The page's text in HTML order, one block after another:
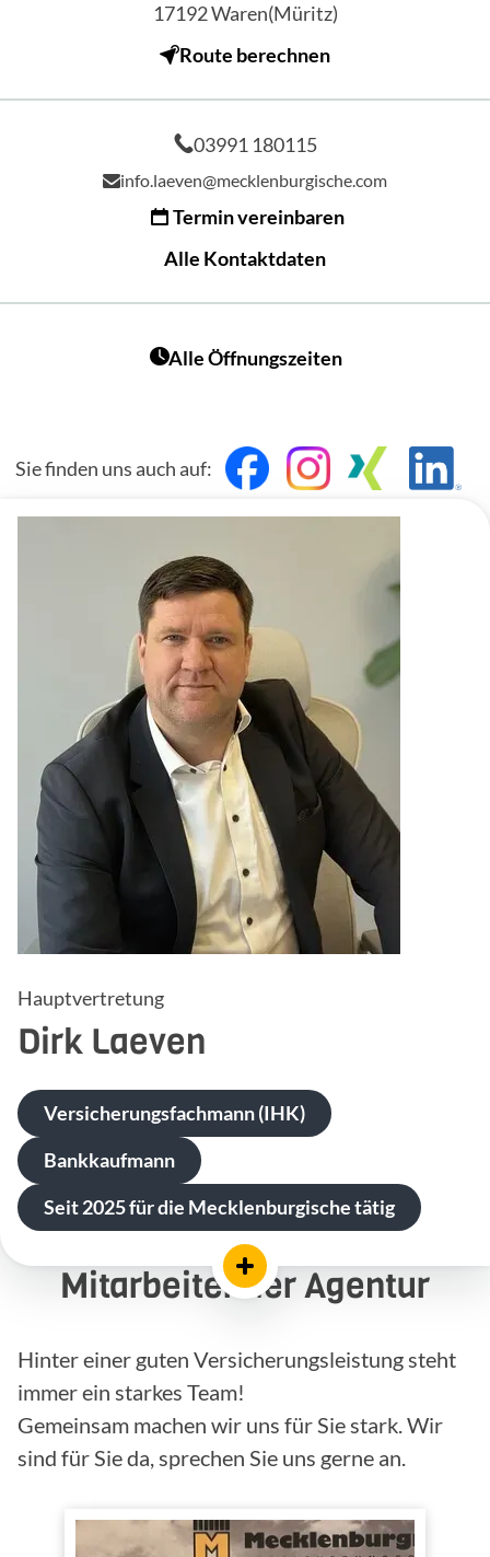
17192Waren(Müritz)
Route berechnen
03991 180115
info.laeven@mecklenburgische.com
Termin vereinbaren
Alle Kontaktdaten
Alle Öffnungszeiten
Sie finden uns auch auf:
Hauptvertretung
Dirk Laeven
Versicherungsfachmann (IHK)
Bankkaufmann
Seit 2025 für die Mecklenburgische tätig
Mitarbeiter der Agentur
Hinter einer guten Versicherungsleistung steht
immer ein starkes Team!
Gemeinsam machen wir uns für Sie stark. Wir
sind für Sie da, sprechen Sie uns gerne an.